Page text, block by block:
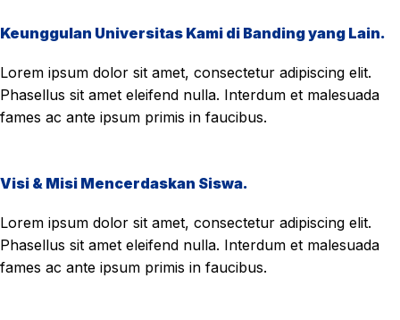
Keunggulan Universitas Kami di Banding yang Lain.
Lorem ipsum dolor sit amet, consectetur adipiscing elit.
Phasellus sit amet eleifend nulla. Interdum et malesuada
fames ac ante ipsum primis in faucibus.
Visi & Misi Mencerdaskan Siswa.
Lorem ipsum dolor sit amet, consectetur adipiscing elit.
Phasellus sit amet eleifend nulla. Interdum et malesuada
fames ac ante ipsum primis in faucibus.